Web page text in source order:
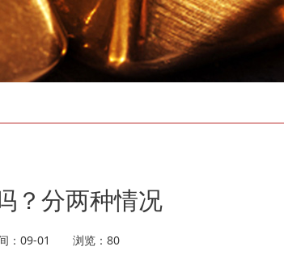
存款证明
？分两种情况
：09-01 浏览：80